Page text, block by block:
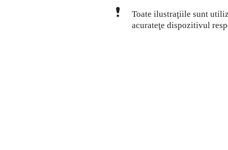
Toate ilustraţiile sunt
acurateţe dispozitivul